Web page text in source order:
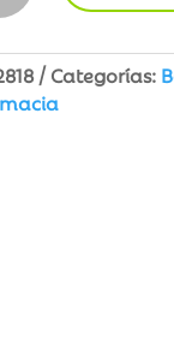
Categorías: